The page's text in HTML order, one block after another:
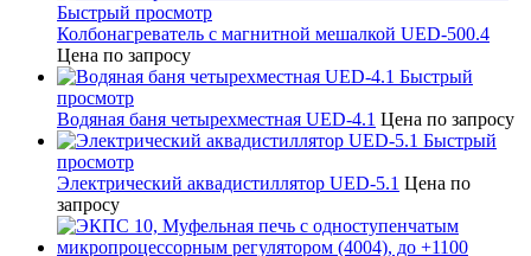
Быстрый просмотр
Колбонагреватель с магнитной мешалкой UED-500.4
Цена по запросу
Быстрый
просмотр
Водяная баня четырехместная UED-4.1 Цена по запросу
Быстрый
просмотр
Электрический аквадистиллятор UED-5.1 Цена по
запросу